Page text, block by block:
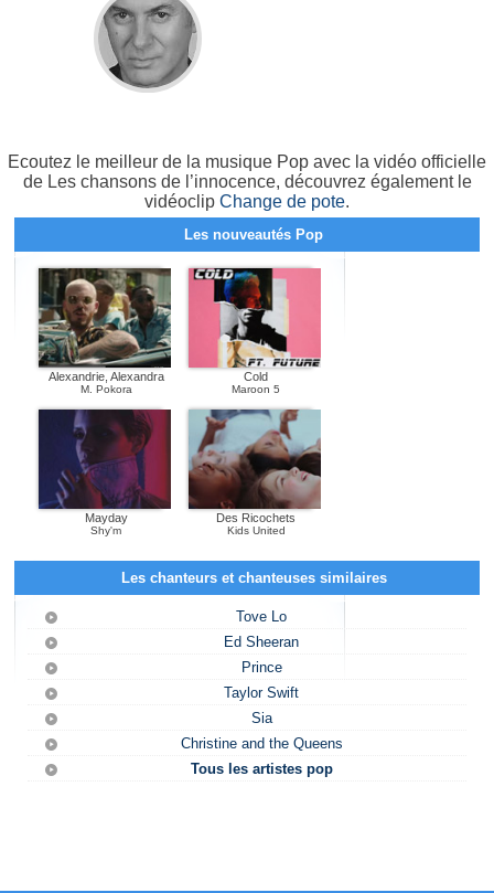
Ecoutez le meilleur de la musique Pop avec la vidéo officielle
de Les chansons de l’innocence, découvrez également le
vidéoclip Change de pote.
Les nouveautés Pop
Alexandrie, Alexandra
M. Pokora
Cold
Maroon 5
Mayday
Shy'm
Des Ricochets
Kids United
Les chanteurs et chanteuses similaires
Tove Lo
Ed Sheeran
Prince
Taylor Swift
Sia
Christine and the Queens
Tous les artistes pop